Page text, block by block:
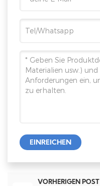
EINREICHEN
VORHERIGEN POST